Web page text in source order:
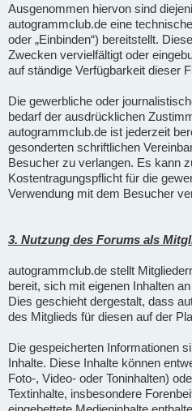
Ausgenommen hiervon sind
autogrammclub.de eine
oder „Einbinden“) bereitstellt.
Zwecken vervielfältigt oder
auf ständige Verfügbarkeit dieser
Die gewerbliche oder
bedarf der ausdrücklichen
autogrammclub.de ist jederzeit
gesonderten schriftlichen
Besucher zu verlangen. Es kann
Kostentragungspflicht für die
Verwendung mit dem Besucher
3. Nutzung des Forums als
autogrammclub.de stellt
bereit, sich mit eigenen Inhalten
Dies geschieht dergestalt, dass
des Mitglieds für diesen auf der
Die gespeicherten Informationen
Inhalte. Diese Inhalte können
Foto-, Video- oder Toninhalten)
Textinhalte, insbesondere